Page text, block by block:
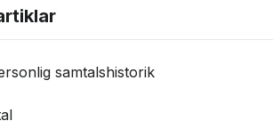
samtalshistorik